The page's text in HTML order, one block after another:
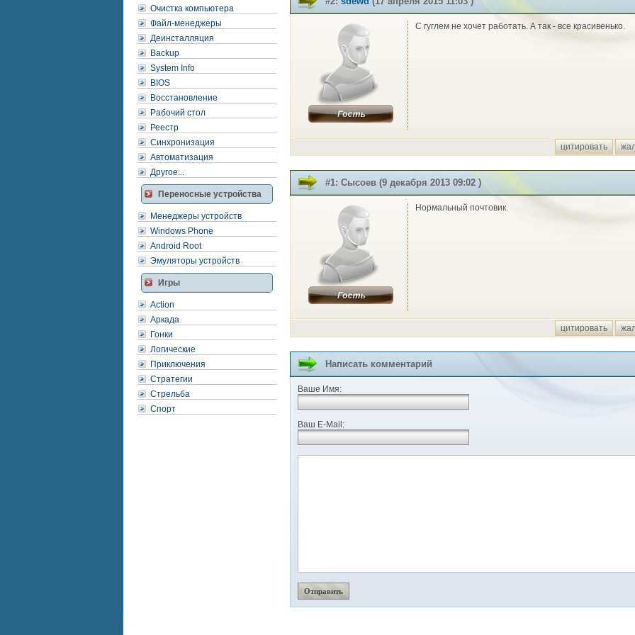
Очистка компьютера
Файл-менеджеры
Деинсталляция
Backup
System Info
BIOS
Восстановление
Рабочий стол
Реестр
Синхронизация
Автоматизация
Другое...
Переносные устройства
Менеджеры устройств
Windows Phone
Android Root
Эмуляторы устройств
Игры
Action
Аркада
Гонки
Логические
Приключения
Стратегии
Стрельба
Спорт
C гуглем не хочет работать. А так - все красивенько.
цитировать
#1: Сысоев (9 декабря 2013 09:02 )
Нормальный почтовик.
цитировать
Написать комментарий
Ваше Имя:
Ваш E-Mail: